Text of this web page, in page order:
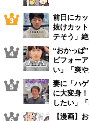
前日にカ
抜けカッ
テそう」
“おかっぱ
ビフォー
い」「爽
妻に「ハ
に大変身
したい」
【漫画】